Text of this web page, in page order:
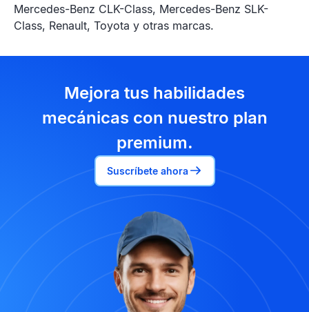
Mercedes-Benz CLK-Class, Mercedes-Benz SLK-
Class, Renault, Toyota y otras marcas.
Mejora tus habilidades
mecánicas con nuestro plan
premium.
Suscríbete ahora